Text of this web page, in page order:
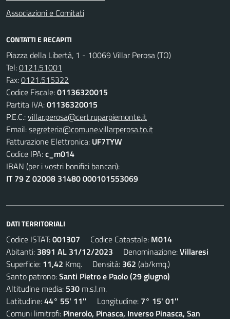
Associazioni e Comitati
CONTATTI E RECAPITI
Piazza della Libertà, 1 - 10069 Villar Perosa (TO)
Tel:0121.51001
Fax:0121.515322
Codice Fiscale:01136320015
Partita IVA:01136320015
P.E.C.:villar.perosa@cert.ruparpiemonte.it
Email:segreteria@comune.villarperosa.to.it
Fatturazione Elettronica: UF7TYW
Codice IPA:c_m014
IBAN (per i vostri bonifici bancari):
IT 79 Z 02008 31480 000101553069
DATI TERRITORIALI
Codice ISTAT:001307 Codice Catastale: M014
Abitanti: 3891 AL 31/12/2023 Denominazione:Villaresi
Superficie: 11,42 Kmq. Densità: 362 (ab/kmq.)
Santo patrono:Santi Pietro e Paolo (29 giugno)
Altitudine media: 530 m.s.l.m.
Latitudine:44° 55' 11'' Longitudine: 7° 15' 01''
Comuni limitrofi: Pinerolo, Pinasca, Inverso Pinasca, San